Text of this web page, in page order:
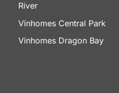
River
Vinhomes Central Park
Vinhomes Dragon Bay